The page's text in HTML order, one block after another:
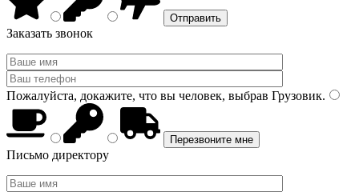
Заказать звонок
Пожалуйста, докажите, что вы человек, выбрав Грузовик.
Письмо директору